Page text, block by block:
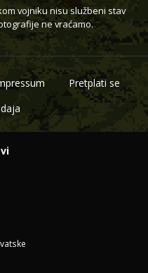
vojniku nisu službeni stav
ne vraćamo.
Pretplati se